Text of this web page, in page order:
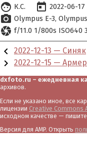
face К.С. today 2022-06-17
photo_camera Olympus E-3
camera f/11.0 1/800s ISO640
chevron_left 2022-12-13 — Синяк
chevron_right 2022-12-15 —
dxfoto.ru – ежедневная
архивов.
Если не указано иное, все
лицензии Creative Commons
исходном качестве —
Версия для AMP. Открыть